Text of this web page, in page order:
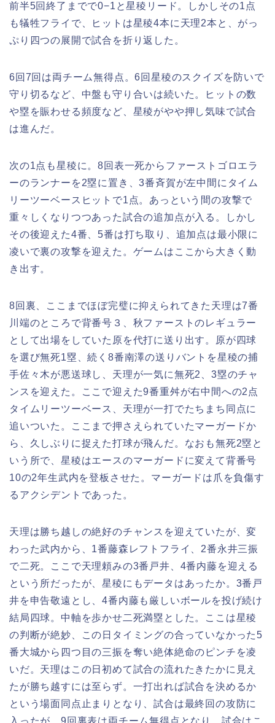
前半5回終了までで0−1と星稜リード。しかしその1点
も犠牲フライで、ヒットは星稜4本に天理2本と、がっ
ぷり四つの展開で試合を折り返した。
6回7回は両チーム無得点。6回星稜のスクイズを防いで
守り切るなど、中盤も守り合いは続いた。ヒットの数
や塁を賑わせる頻度など、星稜がやや押し気味で試合
は進んだ。
次の1点も星稜に。8回表一死からファーストゴロエラ
ーのランナーを2塁に置き、3番斉賀が左中間にタイム
リーツーベースヒットで1点。あっという間の攻撃で
重々しくなりつつあった試合の追加点が入る。しかし
その後迎えた4番、5番は打ち取り、追加点は最小限に
凌いで裏の攻撃を迎えた。ゲームはここから大きく動
き出す。
8回裏、ここまでほぼ完璧に抑えられてきた天理は7番
川端のところで背番号３、秋ファーストのレギュラー
として出場をしていた原を代打に送り出す。原が四球
を選び無死1塁、続く8番南澤の送りバントを星稜の捕
手佐々木が悪送球し、天理が一気に無死2、3塁のチャ
ンスを迎えた。ここで迎えた9番重舛が右中間への2点
タイムリーツーベース、天理が一打でたちまち同点に
追いついた。ここまで押さえられていたマーガードか
ら、久しぶりに捉えた打球が飛んだ。なおも無死2塁と
いう所で、星稜はエースのマーガードに変えて背番号
10の2年生武内を登板させた。マーガードは爪を負傷す
るアクシデントであった。
天理は勝ち越しの絶好のチャンスを迎えていたが、変
わった武内から、1番藤森レフトフライ、2番永井三振
で二死。ここで天理頼みの3番戸井、4番内藤を迎える
という所だったが、星稜にもデータはあったか。3番戸
井を申告敬遠とし、4番内藤も厳しいボールを投げ続け
結局四球。中軸を歩かせ二死満塁とした。ここは星稜
の判断が絶妙、この日タイミングの合っていなかった5
番大城から四つ目の三振を奪い絶体絶命のピンチを凌
いだ。天理はこの日初めて試合の流れたきたかに見え
たが勝ち越すには至らず。一打出れば試合を決めるか
という場面同点止まりとなり、試合は最終回の攻防に
入ったが、9回裏表は両チーム無得点となり、試合はこ